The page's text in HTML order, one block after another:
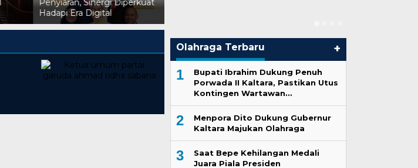
Penyiaran, Sinergi Diperkuat
Hadapi Era Digital
Olahraga Terbaru +
1
Bupati Ibrahim Dukung Penuh
Porwada II Kaltara, Pastikan Utus
Kontingen Wartawan…
2
Menpora Dito Dukung Gubernur
Kaltara Majukan Olahraga
3
Saat Bepe Kehilangan Medali
Juara Piala Presiden